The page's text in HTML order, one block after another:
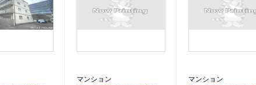
マンション マンション